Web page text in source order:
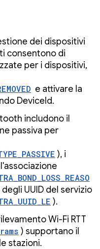
dei dispositivi
consentono di
per i dispositivi,
e attivare la
DeviceId.
includono il
passiva per
), i
UUID del servizio
).
Wi-Fi RTT
) supportano il
stazioni.